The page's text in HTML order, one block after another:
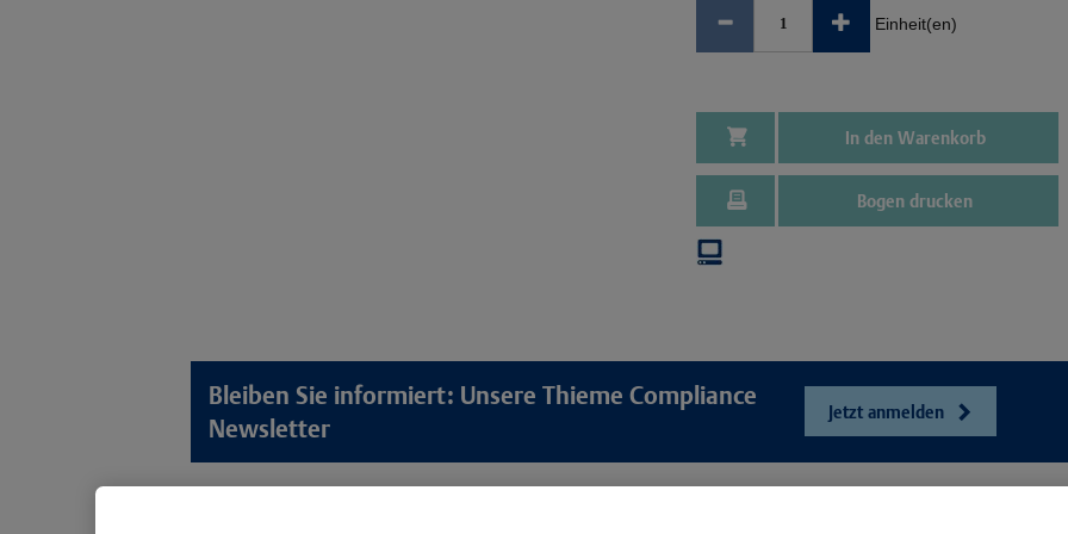
Einheit(en)
In den Warenkorb
Bogen drucken
Bleiben Sie informiert: Unsere Thieme Compliance
Newsletter
Jetzt anmelden